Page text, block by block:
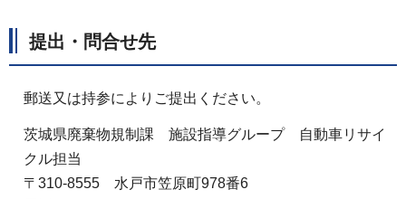
提出・問合せ先
郵送又は持参によりご提出ください。
茨城県廃棄物規制課 施設指導グループ 自動車リサイ
クル担当
〒310-8555 水戸市笠原町978番6